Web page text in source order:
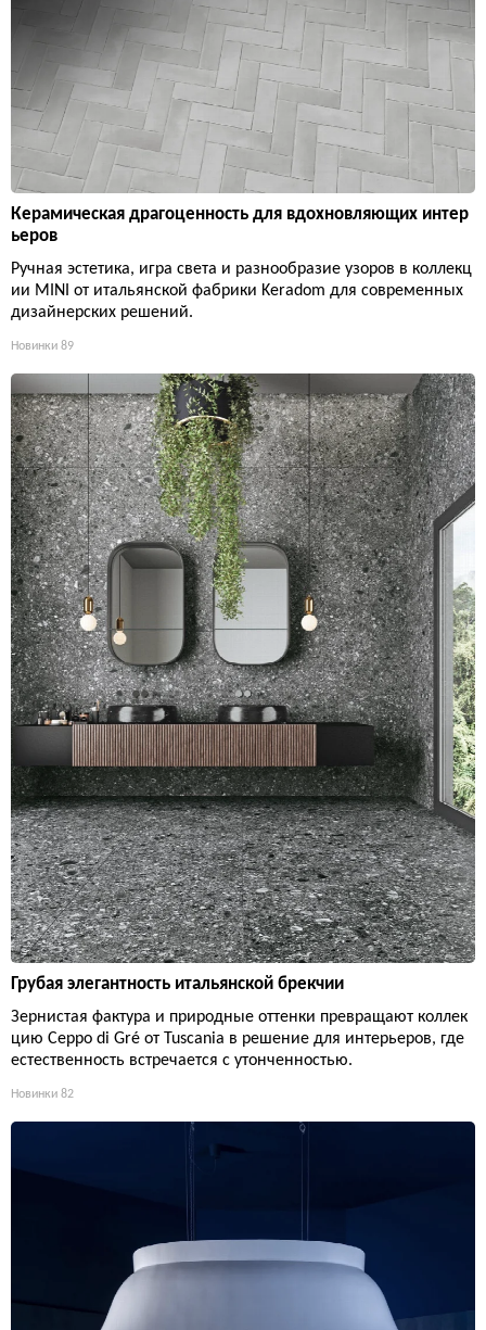
Керамическая драгоценность для вдохновляющих интер
ьеров
Ручная эстетика, игра света и разнообразие узоров в коллекц
ии MINI от итальянской фабрики Keradom для современных
дизайнерских решений.
Новинки 89
Грубая элегантность итальянской брекчии
Зернистая фактура и природные оттенки превращают коллек
цию Ceppo di Gré от Tuscania в решение для интерьеров, где
естественность встречается с утонченностью.
Новинки 82